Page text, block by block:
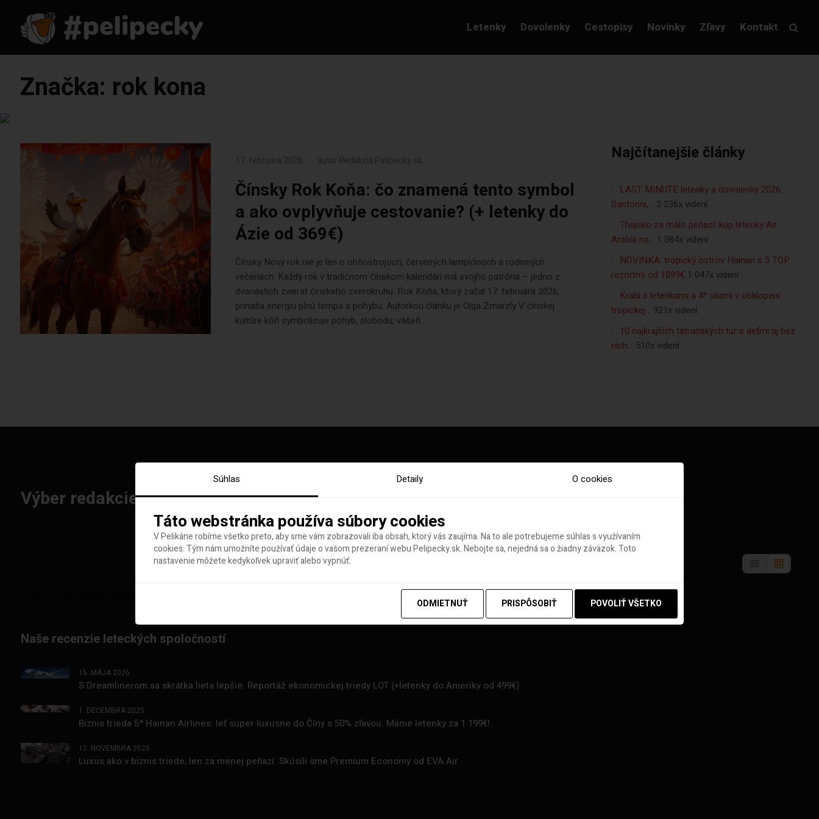
Letenky Dovolenky Cestopisy Novinky Zľavy Kontakt
Značka: rok kona
17. februára 2026 autor Redakcia Pelipecky.sk
Čínsky Rok Koňa: čo znamená tento symbol
a ako ovplyvňuje cestovanie? (+ letenky do
Ázie od 369€)
Čínsky Nový rok nie je len o ohňostrojoch, červených lampiónoch a rodinných
večeriach. Každý rok v tradičnom čínskom kalendári má svojho patróna – jedno z
dvanástich zvierat čínskeho zverokruhu. Rok Koňa, ktorý začal 17. februára 2026,
prináša energiu plnú tempa a pohybu. Autorkou článku je Olga Zmarzly V čínskej
kultúre kôň symbolizuje pohyb, slobodu, vášeň...
Najčítanejšie články
LAST MINUTE letenky a dovolenky 2026:
Santorini,… 2 236x videní
Thajsko za málo peňazí: kúp letenky Air
Arabia na… 1 084x videní
NOVINKA: tropický ostrov Hainan s 5 TOP
rezortmi od 1099€ 1 047x videní
Krabi s letenkami a 4* vilami v obklopení
tropickej… 921x videní
10 najkrajších tatranských túr s deťmi aj bez
nich… 510x videní
Výber redakcie: Najlepšie letenky tohto týždňa
Naše recenzie leteckých spoločností
15. MÁJA 2026
S Dreamlinerom sa skrátka lieta lepšie. Reportáž ekonomickej triedy LOT (+letenky do Ameriky od 499€)
1. DECEMBRA 2025
Biznis trieda 5* Hainan Airlines: leť super luxusne do Číny s 50% zľavou. Máme letenky za 1 199€!
12. NOVEMBRA 2025
Luxus ako v biznis triede, len za menej peňazí. Skúsili sme Premium Economy od EVA Air
Súhlas Detaily O cookies
Táto webstránka používa súbory cookies
V Pelikáne robíme všetko preto, aby sme vám zobrazovali iba obsah, ktorý vás zaujíma. Na to ale potrebujeme súhlas s využívaním
cookies. Tým nám umožníte používať údaje o vašom prezeraní webu Pelipecky.sk. Nebojte sa, nejedná sa o žiadny záväzok. Toto
nastavenie môžete kedykoľvek upraviť alebo vypnúť.
ODMIETNUŤ PRISPÔSOBIŤ POVOLIŤ VŠETKO